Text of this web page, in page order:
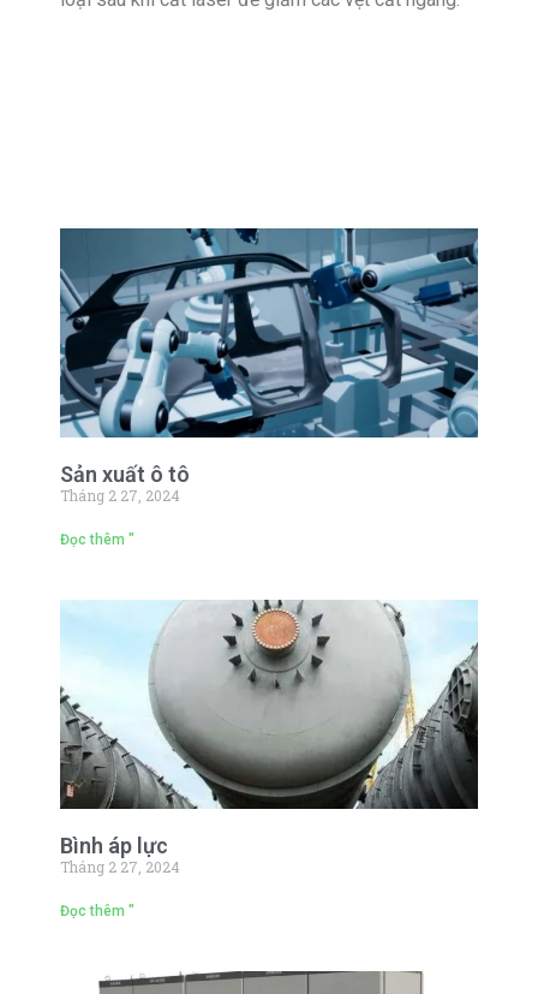
Sản xuất ô tô
Tháng 2 27, 2024
Đọc thêm "
Bình áp lực
Tháng 2 27, 2024
Đọc thêm "